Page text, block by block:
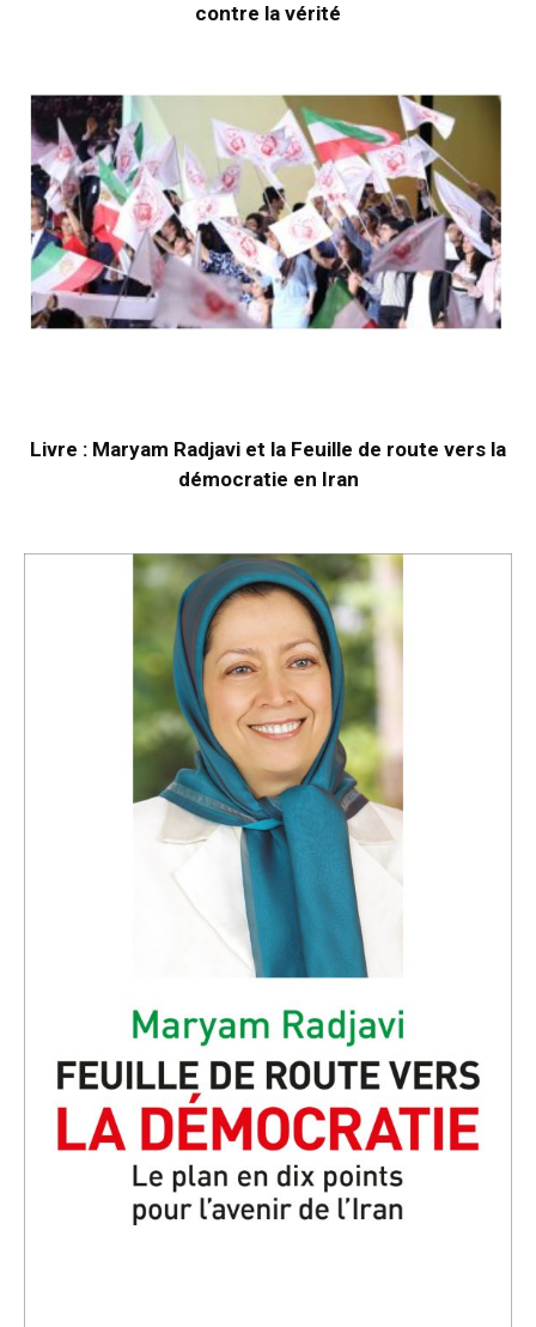
contre la vérité
Livre : Maryam Radjavi et la Feuille de route vers la
démocratie en Iran